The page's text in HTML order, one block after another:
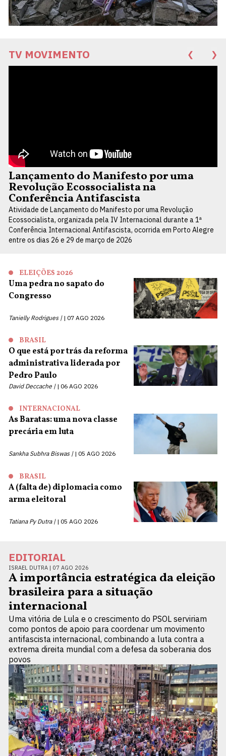
TV MOVIMENTO ❮ ❯
Lançamento do Manifesto por uma
Revolução Ecossocialista na
Conferência Antifascista
Atividade de Lançamento do Manifesto por uma Revolução
Ecossocialista, organizada pela IV Internacional durante a 1ª
Conferência Internacional Antifascista, ocorrida em Porto Alegre
entre os dias 26 e 29 de março de 2026
ELEIÇÕES 2026
Uma pedra no sapato do
Congresso
Tanielly Rodrigues | 07 AGO 2026
BRASIL
O que está por trás da reforma
administrativa liderada por
Pedro Paulo
David Deccache | 06 AGO 2026
INTERNACIONAL
As Baratas: uma nova classe
precária em luta
Sankha Subhra Biswas | 05 AGO 2026
BRASIL
A (falta de) diplomacia como
arma eleitoral
Tatiana Py Dutra | 05 AGO 2026
EDITORIAL
ISRAEL DUTRA | 07 AGO 2026
A importância estratégica da eleição
brasileira para a situação
internacional
Uma vitória de Lula e o crescimento do PSOL serviriam
como pontos de apoio para coordenar um movimento
antifascista internacional, combinando a luta contra a
extrema direita mundial com a defesa da soberania dos
povos